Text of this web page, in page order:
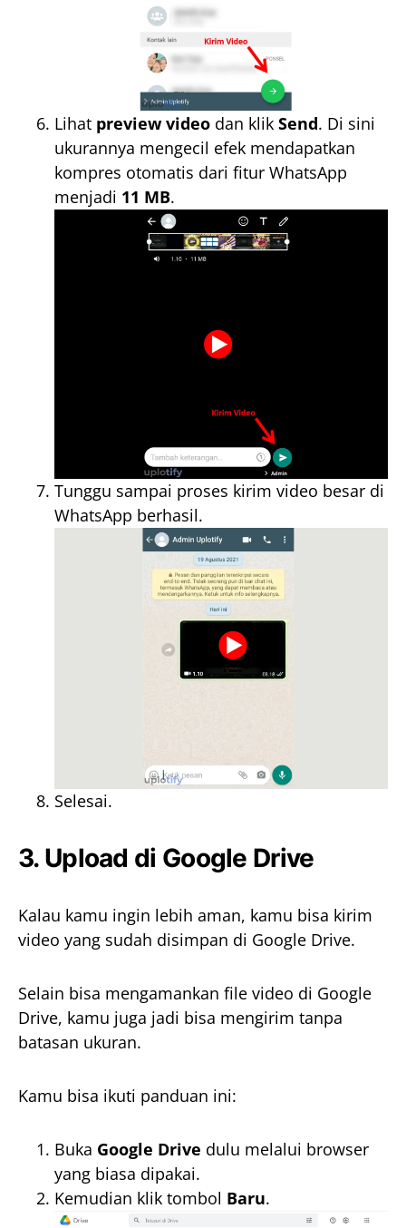
Lihat preview video dan klik Send. Di sini
ukurannya mengecil efek mendapatkan
kompres otomatis dari fitur WhatsApp
menjadi 11 MB.
Tunggu sampai proses kirim video besar di
WhatsApp berhasil.
Selesai.
3. Upload di Google Drive
Kalau kamu ingin lebih aman, kamu bisa kirim
video yang sudah disimpan di Google Drive.
Selain bisa mengamankan file video di Google
Drive, kamu juga jadi bisa mengirim tanpa
batasan ukuran.
Kamu bisa ikuti panduan ini:
Buka Google Drive dulu melalui browser
yang biasa dipakai.
Kemudian klik tombol Baru.